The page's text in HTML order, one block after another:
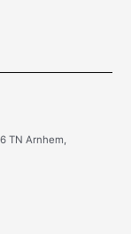
TN Arnhem,